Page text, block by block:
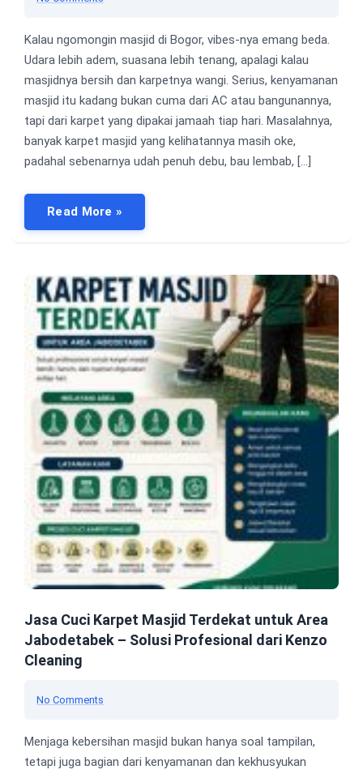
Kalau ngomongin masjid di Bogor, vibes-nya emang beda.
Udara lebih adem, suasana lebih tenang, apalagi kalau
masjidnya bersih dan karpetnya wangi. Serius, kenyamanan
masjid itu kadang bukan cuma dari AC atau bangunannya,
tapi dari karpet yang dipakai jamaah tiap hari. Masalahnya,
banyak karpet masjid yang kelihatannya masih oke,
padahal sebenarnya udah penuh debu, bau lembab, […]
Read More »
Jasa Cuci Karpet Masjid Terdekat untuk Area
Jabodetabek – Solusi Profesional dari Kenzo
Cleaning
No Comments
Menjaga kebersihan masjid bukan hanya soal tampilan,
tetapi juga bagian dari kenyamanan dan kekhusyukan